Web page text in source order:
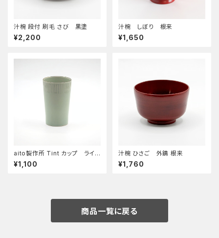
汁椀 段付 刷毛 さび 黒塗
¥2,200
汁椀 しぼり 根来
¥1,650
aito製作所 Tint カップ ライト
ブルー
¥1,100
汁椀 ひさご 外錆 根来
¥1,760
商品一覧に戻る